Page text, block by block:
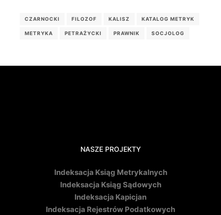
CZARNOCKI FILOZOF KALISZ KATALOG METRYK
METRYKA PETRAŻYCKI PRAWNIK SOCJOLOG
NASZE PROJEKTY
Indeksacja Ksiąg Metrykalnych
Indeksacja Ksiąg Sądowych
Indeksacja Kapicjan
Indeksacja Rejestrów Podatkowych